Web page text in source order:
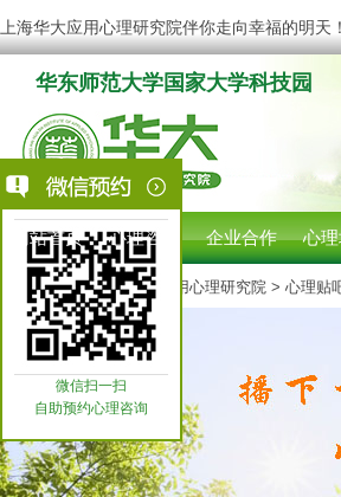
上海华大应用心理研究院伴你走向幸福的明天！
华东师范大学国家大学科技园
网站首页 心理咨询 企业合作 心
您现在的位置:上海华大应用心理研究院 > 心理贴
微信扫一扫
自助预约心理咨询